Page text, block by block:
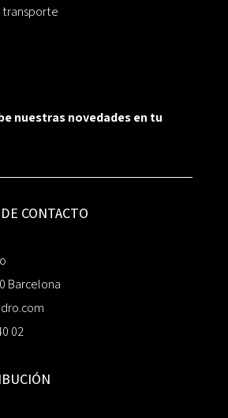
transporte
nuestras novedades en tu
CONTACTO
Barcelona
02